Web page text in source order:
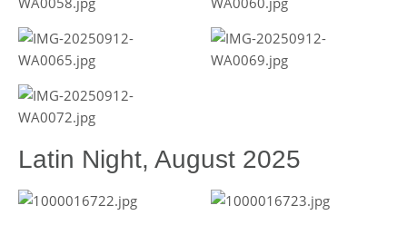
Latin Night, August 2025